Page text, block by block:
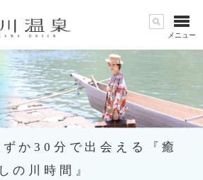
メニュー
か30分で出会える『癒
しの川時間』